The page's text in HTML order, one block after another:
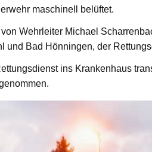
maschinell belüftet.
Wehrleiter Michael
und Bad Hönningen, der
ins Krankenhaus